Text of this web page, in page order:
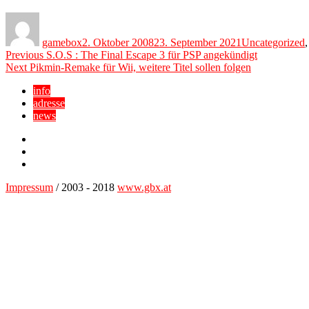
gamebox2. Oktober 200823. September 2021Uncategorized,
Beitragsnavigation
Previous Previous
post:
S.O.S : The Final Escape 3 für PSP angekündigt
Next Next
Pikmin-Remake für Wii, weitere Titel sollen folgen
info
adresse
news
Impressum / 2003 - 2018 www.gbx.at